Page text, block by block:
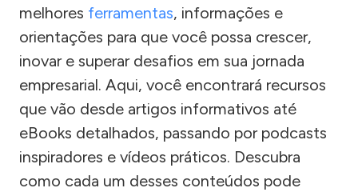
melhores ferramentas, informações e
orientações para que você possa crescer,
inovar e superar desafios em sua jornada
empresarial. Aqui, você encontrará recursos
que vão desde artigos informativos até
eBooks detalhados, passando por podcasts
inspiradores e vídeos práticos. Descubra
como cada um desses conteúdos pode